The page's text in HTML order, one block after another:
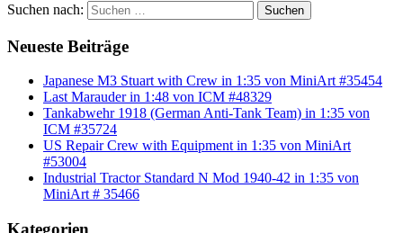
Suchen nach: Suchen
Neueste Beiträge
Japanese M3 Stuart with Crew in 1:35 von MiniArt #35454
Last Marauder in 1:48 von ICM #48329
Tankabwehr 1918 (German Anti-Tank Team) in 1:35 von
ICM #35724
US Repair Crew with Equipment in 1:35 von MiniArt
#53004
Industrial Tractor Standard N Mod 1940-42 in 1:35 von
MiniArt # 35466
Kategorien